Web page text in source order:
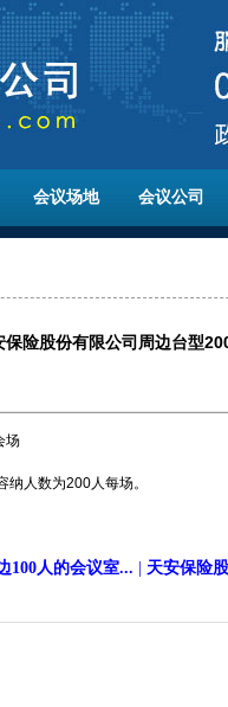
会议场地 会议公司
保险股份有限公司周边台型
场
人数为200人每场。
100人的会议室... 天安保险